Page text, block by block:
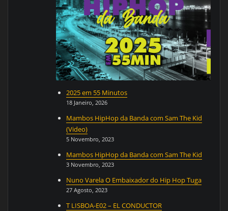
2025 em 55 Minutos
18 Janeiro, 2026
Mambos HipHop da Banda com Sam The Kid
(Video)
5 Novembro, 2023
Mambos HipHop da Banda com Sam The Kid
3 Novembro, 2023
Nuno Varela O Embaixador do Hip Hop Tuga
27 Agosto, 2023
T LISBOA-E02 – EL CONDUCTOR